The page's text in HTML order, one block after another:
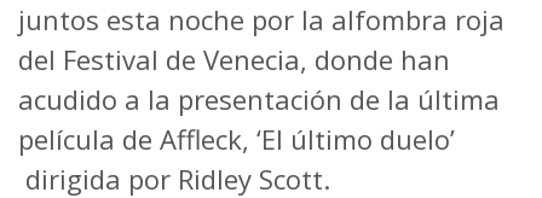
juntos esta noche por la alfombra roja
del Festival de Venecia, donde han
acudido a la presentación de la última
película de Affleck, ‘El último duelo’
dirigida por Ridley Scott.